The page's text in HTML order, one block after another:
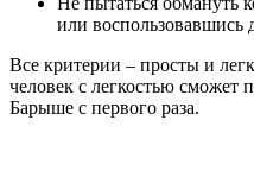
или воспользовавшись
Все критерии – просты и
человек с легкостью сможет
Барыше с первого раза.